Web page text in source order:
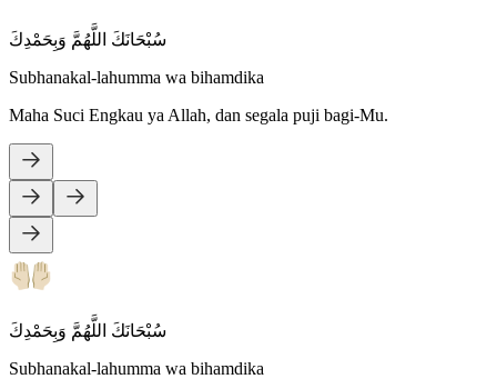
سُبْحَانَكَ اللَّهُمَّ وَبِحَمْدِكَ
Subhanakal-lahumma wa bihamdika
Maha Suci Engkau ya Allah, dan segala puji bagi-Mu.
سُبْحَانَكَ اللَّهُمَّ وَبِحَمْدِكَ
Subhanakal-lahumma wa bihamdika